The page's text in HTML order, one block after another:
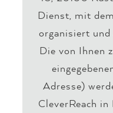
Dienst, mit
organisiert und
Die von Ihnen
Adresse)
CleverReach